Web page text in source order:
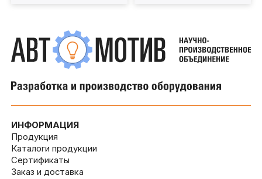
ИНФОРМАЦИЯ
Продукция
Каталоги продукции
Сертификаты
Заказ и доставка